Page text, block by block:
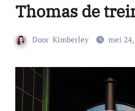
Thomas de
Door Kimberley mei